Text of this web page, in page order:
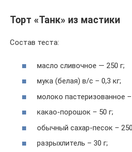
Торт «Танк» из мастики
Состав теста:
масло сливочное — 250 г;
мука (белая) в/с – 0,3 кг;
молоко пастеризованное
какао-порошок – 50 г;
обычный сахар-песок –
разрыхлитель – 30 г;